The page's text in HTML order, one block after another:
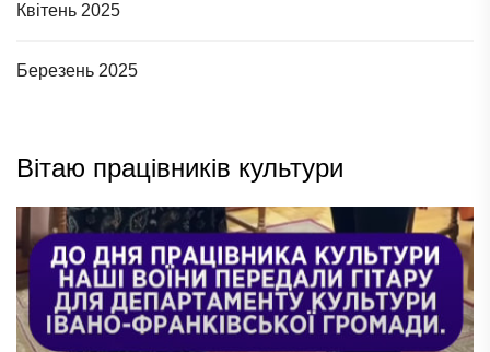
Квітень 2025
Березень 2025
Вітаю працівників культури